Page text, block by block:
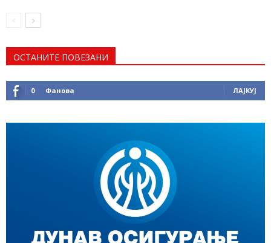
ОСТАНИТЕ ПОВЕЗАНИ
0 Фанова ЛАЈКУЈ